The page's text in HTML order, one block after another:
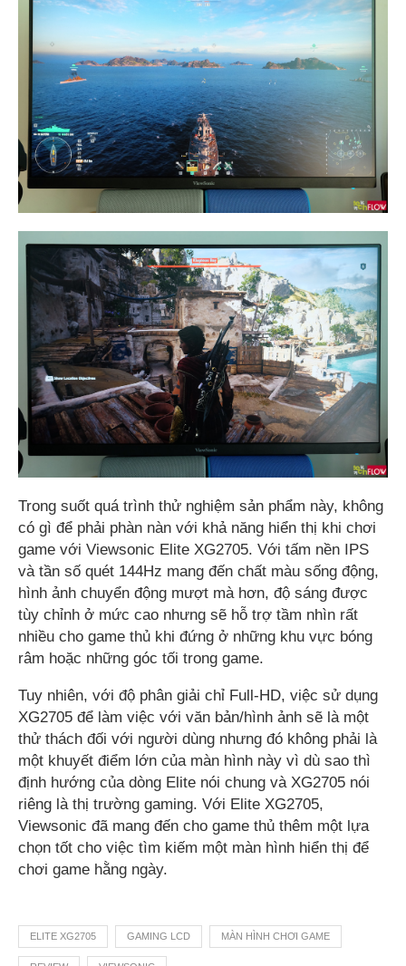
Trong suốt quá trình thử nghiệm sản phẩm này, không
có gì để phải phàn nàn với khả năng hiển thị khi chơi
game với Viewsonic Elite XG2705. Với tấm nền IPS
và tần số quét 144Hz mang đến chất màu sống động,
hình ảnh chuyển động mượt mà hơn, độ sáng được
tùy chỉnh ở mức cao nhưng sẽ hỗ trợ tầm nhìn rất
nhiều cho game thủ khi đứng ở những khu vực bóng
râm hoặc những góc tối trong game.
Tuy nhiên, với độ phân giải chỉ Full-HD, việc sử dụng
XG2705 để làm việc với văn bản/hình ảnh sẽ là một
thử thách đối với người dùng nhưng đó không phải là
một khuyết điểm lớn của màn hình này vì dù sao thì
định hướng của dòng Elite nói chung và XG2705 nói
riêng là thị trường gaming. Với Elite XG2705,
Viewsonic đã mang đến cho game thủ thêm một lựa
chọn tốt cho việc tìm kiếm một màn hình hiển thị để
chơi game hằng ngày.
ELITE XG2705 GAMING LCD MÀN HÌNH CHƠI GAME